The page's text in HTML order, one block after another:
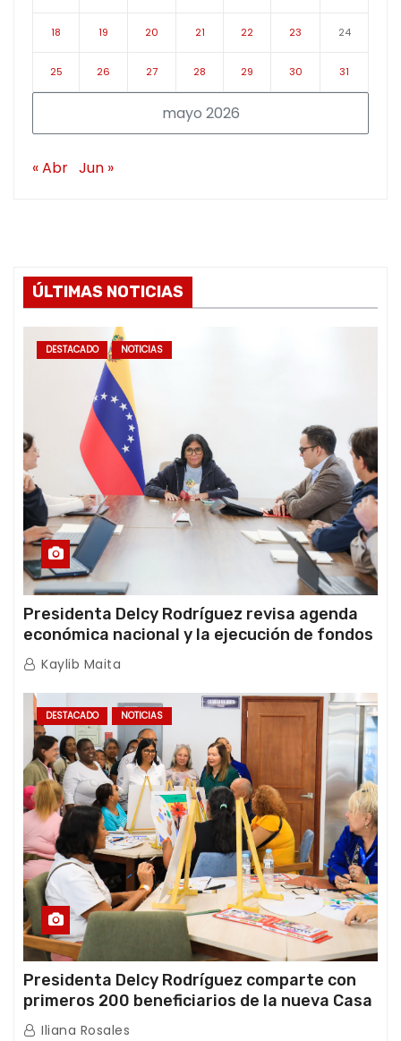
mayo 2026
18 19 20 21 22 23 24
25 26 27 28 29 30 31
« Abr Jun »
ÚLTIMAS NOTICIAS
DESTACADO NOTICIAS
Presidenta Delcy Rodríguez revisa agenda
económica nacional y la ejecución de fondos
de emergencia post-sismos
Kaylib Maita
DESTACADO NOTICIAS
Presidenta Delcy Rodríguez comparte con
primeros 200 beneficiarios de la nueva Casa
de los Abuelos “La Primavera” en Caracas
Iliana Rosales